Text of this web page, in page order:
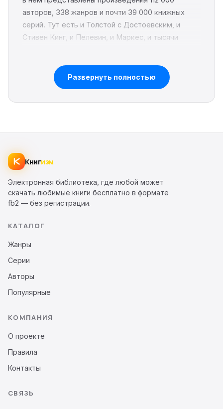
авторов, 338 жанров и почти 39 000 книжных
серий. Тут есть и Толстой с Достоевским, и
Стивен Кинг, и Пелевин, и Маркес, и тысячи
одном месте.
в один каталог, приводим карточки к одному
впечатления читателей. На сегодня у нас уже
2200 опубликованных
тоже растёт.
Сайт удобен и для тех, кто пришёл за конкретной
каталог и выбрать что-то новое. Не нужно
открыть онлайн-читалку. Не нужно
подтверждать почту, вводить капчу или
смотреть рекламу до начала чтения. Книги
личный кабинет
впечатления. Аккаунт привязывается к почте,
можно входить через ВКонтакте. Никаких
Развернуть полностью
Книгизм
Электронная библиотека, где любой может
скачать любимые книги бесплатно в формате
fb2 — без регистрации.
КАТАЛОГ
Жанры
Серии
Авторы
Популярные
КОМПАНИЯ
О проекте
Правила
Контакты
СВЯЗЬ